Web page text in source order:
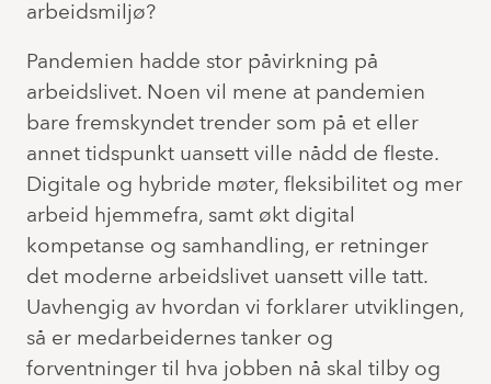
arbeidsmiljø?
Pandemien hadde stor påvirkning på
arbeidslivet. Noen vil mene at pandemien
bare fremskyndet trender som på et eller
annet tidspunkt uansett ville nådd de fleste.
Digitale og hybride møter, fleksibilitet og mer
arbeid hjemmefra, samt økt digital
kompetanse og samhandling, er retninger
det moderne arbeidslivet uansett ville tatt.
Uavhengig av hvordan vi forklarer utviklingen,
så er medarbeidernes tanker og
forventninger til hva jobben nå skal tilby og